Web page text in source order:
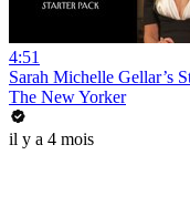
4:51
Sarah Michelle Gellar’s
The New Yorker
il y a 4 mois